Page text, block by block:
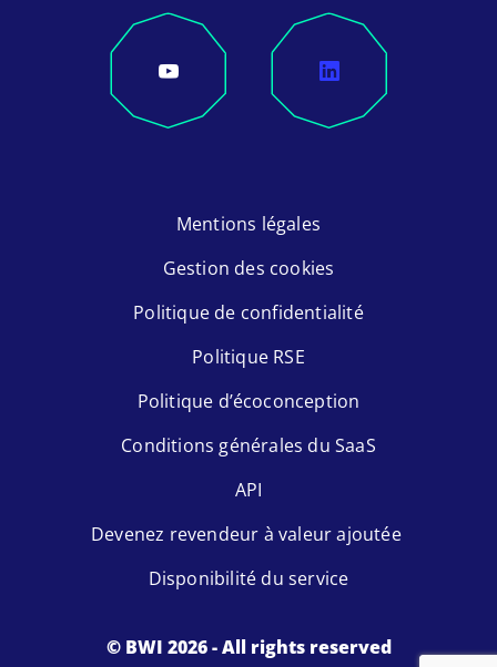
Mentions légales
Gestion des cookies
Politique de confidentialité
Politique RSE
Politique d’écoconception
Conditions générales du SaaS
API
Devenez revendeur à valeur ajoutée
Disponibilité du service
© BWI 2026 - All rights reserved